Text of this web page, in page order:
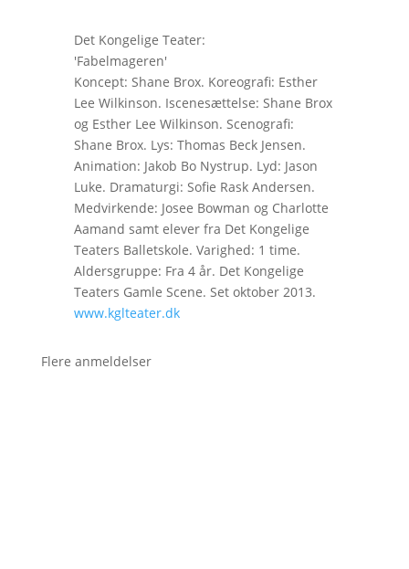
Det Kongelige Teater:
'Fabelmageren'
Koncept: Shane Brox. Koreografi: Esther
Lee Wilkinson. Iscenesættelse: Shane Brox
og Esther Lee Wilkinson. Scenografi:
Shane Brox. Lys: Thomas Beck Jensen.
Animation: Jakob Bo Nystrup. Lyd: Jason
Luke. Dramaturgi: Sofie Rask Andersen.
Medvirkende: Josee Bowman og Charlotte
Aamand samt elever fra Det Kongelige
Teaters Balletskole. Varighed: 1 time.
Aldersgruppe: Fra 4 år. Det Kongelige
Teaters Gamle Scene. Set oktober 2013.
www.kglteater.dk
Flere anmeldelser